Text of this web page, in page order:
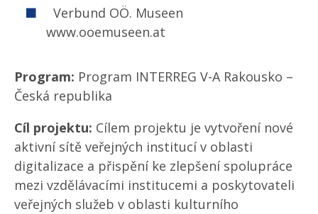
Verbund OÖ. Museen
www.ooemuseen.at
Program: Program INTERREG V-A Rakousko –
Česká republika
Cíl projektu: Cílem projektu je vytvoření nové
aktivní sítě veřejných institucí v oblasti
digitalizace a přispění ke zlepšení spolupráce
mezi vzdělávacími institucemi a poskytovateli
veřejných služeb v oblasti kulturního